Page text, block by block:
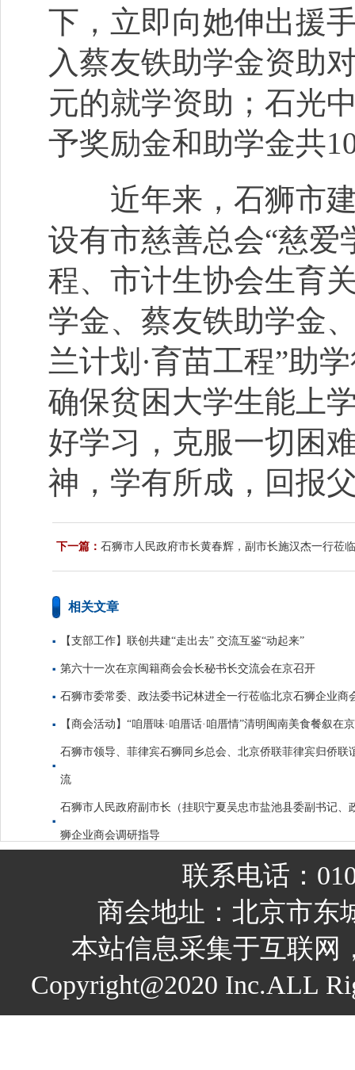
下，立即向她伸出援
入蔡友铁助学金资助
元的就学资助；石光
予奖励金和助学金共
近年来，石狮市建
设有市慈善总会“慈爱
程、市计生协会生育
学金、蔡友铁助学金
兰计划·育苗工程”助
确保贫困大学生能上
好学习，克服一切困
神，学有所成，回报
下一篇： 石狮市人民政府市长黄春辉，副市长施汉杰一行莅
相关文章
【支部工作】联创共建“走出去” 交流互鉴“动起来”
第六十一次在京闽籍商会会长秘书长交流会在京召开
石狮市委常委、政法委书记林进全一行莅临北京石狮企业商
【商会活动】“咱厝味·咱厝话·咱厝情”清明闽南美食餐叙在
石狮市领导、菲律宾石狮同乡总会、北京侨联菲律宾归侨联
流
石狮市人民政府副市长（挂职宁夏吴忠市盐池县委副书记、
狮企业商会调研指导
联系电话：
商会地址：北京市东
本站信息采集于互联网
Copyright@2020 Inc.ALL